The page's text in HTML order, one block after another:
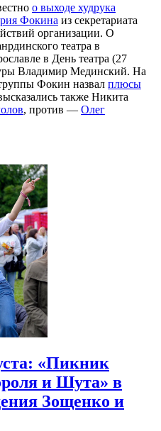
о выходе худрука
Фокина из секретариата
организации. О
театра в
в День театра (27
Владимир Мединский. На
Фокин назвал плюсы
также Никита
, против — Олег
«Пикник
и Шута» в
Зощенко и